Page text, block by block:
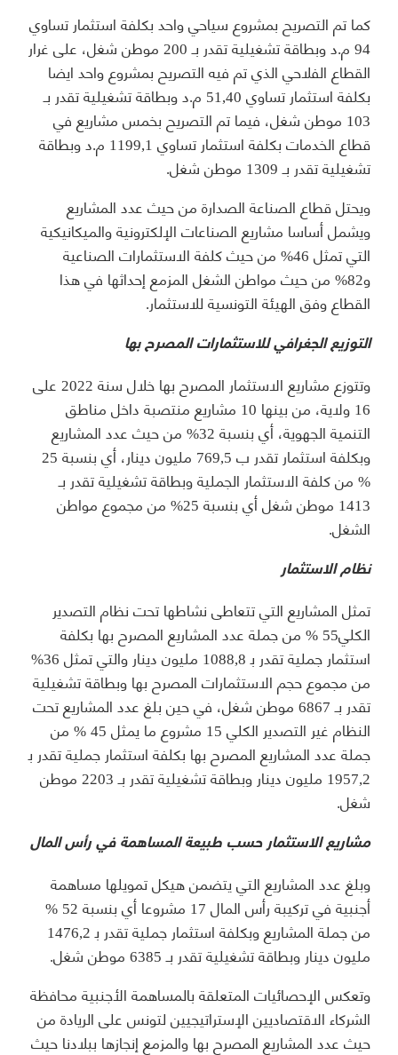
كما تم التصريح بمشروع سياحي واحد بكلفة استثمار تساوي
94 م.د وبطاقة تشغيلية تقدر بـ 200 موطن شغل، على غرار
القطاع الفلاحي الذي تم فيه التصريح بمشروع واحد ايضا
بكلفة استثمار تساوي 51,40 م.د وبطاقة تشغيلية تقدر بـ
103 موطن شغل، فيما تم التصريح بخمس مشاريع في
قطاع الخدمات بكلفة استثمار تساوي 1199,1 م.د وبطاقة
تشغيلية تقدر بـ 1309 موطن شغل.
ويحتل قطاع الصناعة الصدارة من حيث عدد المشاريع
ويشمل أساسا مشاريع الصناعات الإلكترونية والميكانيكية
التي تمثل 46% من حيث كلفة الاستثمارات الصناعية
و82% من حيث مواطن الشغل المزمع إحداثها في هذا
القطاع وفق الهيئة التونسية للاستثمار.
التوزيع الجغرافي للاستثمارات المصرح بها
وتتوزع مشاريع الاستثمار المصرح بها خلال سنة 2022 على
16 ولاية، من بينها 10 مشاريع منتصبة داخل مناطق
التنمية الجهوية، أي بنسبة 32% من حيث عدد المشاريع
وبكلفة استثمار تقدر ب 769,5 مليون دينار، أي بنسبة 25
% من كلفة الاستثمار الجملية وبطاقة تشغيلية تقدر بـ
1413 موطن شغل أي بنسبة 25% من مجموع مواطن
الشغل.
نظام الاستثمار
تمثل المشاريع التي تتعاطى نشاطها تحت نظام التصدير
الكلي55 % من جملة عدد المشاريع المصرح بها بكلفة
استثمار جملية تقدر ﺑ 1088,8 مليون دينار والتي تمثل 36%
من مجموع حجم الاستثمارات المصرح بها وبطاقة تشغيلية
تقدر بـ 6867 موطن شغل، في حين بلغ عدد المشاريع تحت
النظام غير التصدير الكلي 15 مشروع ما يمثل 45 % من
جملة عدد المشاريع المصرح بها بكلفة استثمار جملية تقدر ﺑ
1957,2 مليون دينار وبطاقة تشغيلية تقدر بـ 2203 موطن
شغل.
مشاريع الاستثمار حسب طبيعة المساهمة في رأس المال
وبلغ عدد المشاريع التي يتضمن هيكل تمويلها مساهمة
أجنبية في تركيبة رأس المال 17 مشروعا أي بنسبة 52 %
من جملة المشاريع وبكلفة استثمار جملية تقدر ﺑ 1476,2
مليون دينار وبطاقة تشغيلية تقدر بـ 6385 موطن شغل.
وتعكس الإحصائيات المتعلقة بالمساهمة الأجنبية محافظة
الشركاء الاقتصاديين الإستراتيجيين لتونس على الريادة من
حيث عدد المشاريع المصرح بها والمزمع إنجازها ببلادنا حيث